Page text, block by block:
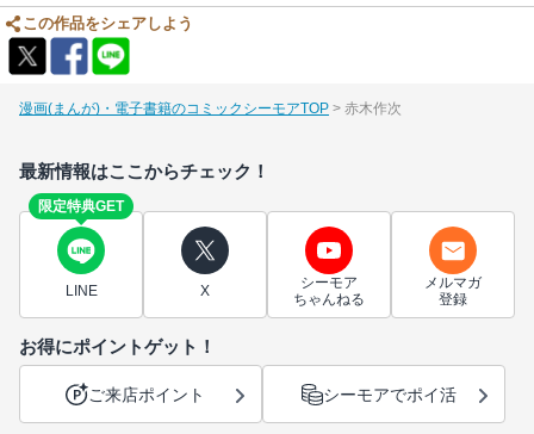
この作品をシェアしよう
漫画(まんが)・電子書籍のコミックシーモアTOP 赤木作次
最新情報はここからチェック！
限定特典GET
LINE X
シーモア
ちゃんねる
メルマガ
登録
お得にポイントゲット！
ご来店ポイント シーモアでポイ活